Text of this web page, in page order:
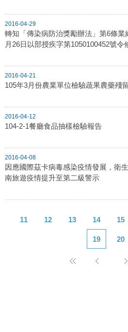
2016-04-29
轉知「傳染病防治獎勵辦法」第6條
月26日以部授疾字第1050100452號令
2016-04-21
105年3月份農業單位檢驗蔬果農藥殘
2016-04-12
104-2-1餐廳食品抽樣檢驗報告
2016-04-08
因應國際茲卡病毒感染疫情發展，衛
南旅遊疫情提升至第二級警示
11 12 13 14 15
19 20